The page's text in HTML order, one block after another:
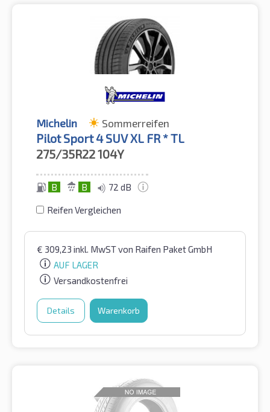
Michelin Sommerreifen
Pilot Sport 4 SUV XL FR * TL
275/35R22104Y
B B 72 dB
Reifen Vergleichen
€ 309,23 inkl. MwSTvon Raifen Paket GmbH
AUF LAGER
Versandkostenfrei
Details Warenkorb